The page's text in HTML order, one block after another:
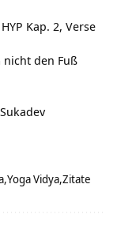
Kap. 2, Verse
nicht den Fuß
Yoga Vidya Zitate